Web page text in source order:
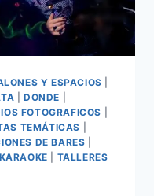
Y ESPACIOS
|DONDE
FOTOGRAFICOS
TEMÁTICAS
DE BARES
TALLERES